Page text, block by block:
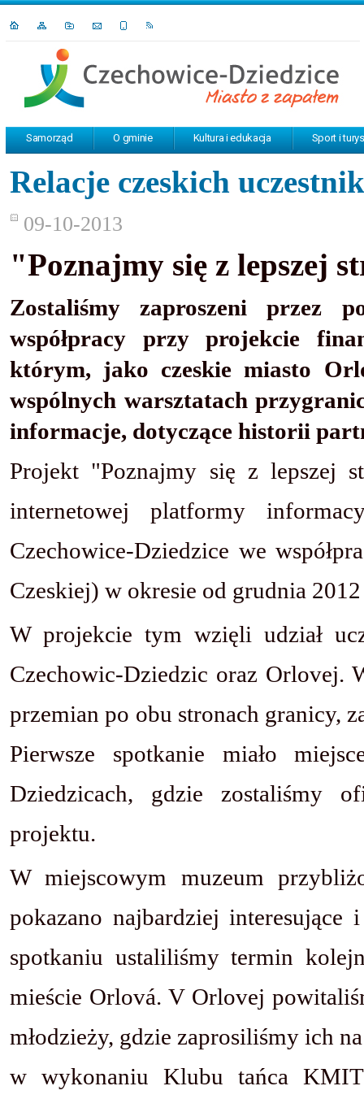
Samorząd O gminie Kultura i edukacja Sport i
Relacje czeskich
09-10-2013
"Poznajmy się z lepszej
Zostaliśmy zaproszeni przez
współpracy przy projekcie
którym, jako czeskie miasto
wspólnych warsztatach
informacje, dotyczące historii
Projekt "Poznajmy się z lepszej
internetowej platformy
Czechowice-Dziedzice we
Czeskiej) w okresie od grudnia
W projekcie tym wzięli udział
Czechowic-Dziedzic oraz Orlovej.
przemian po obu stronach granicy,
Pierwsze spotkanie miało
Dziedzicach, gdzie zostaliśmy
projektu.
W miejscowym muzeum
pokazano najbardziej
spotkaniu ustaliliśmy termin
mieście Orlová. V Orlovej
młodzieży, gdzie zaprosiliśmy ich
w wykonaniu Klubu tańca